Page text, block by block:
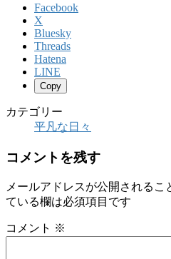
Facebook
X
Bluesky
Threads
Hatena
LINE
Copy
カテゴリー
平凡な日々
コメントを残す
メールアドレスが公開されるこ
ている欄は必須項目です
コメント ※